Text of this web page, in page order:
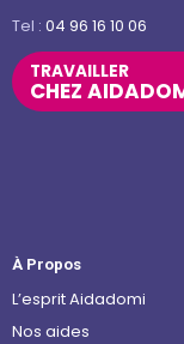
Tel : 04 96 16 10 06
TRAVAILLER
CHEZ
À Propos
L’esprit Aidadomi
Nos aides